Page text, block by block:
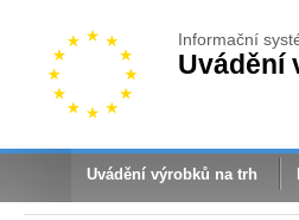
Informační
Uvádění
Uvádění výrobků na trh